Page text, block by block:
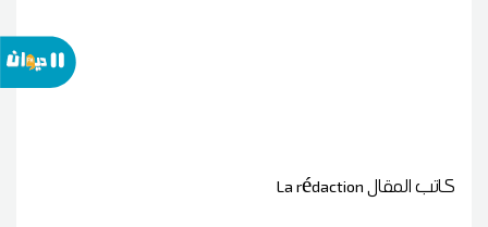
كاتب المقالLa rédaction